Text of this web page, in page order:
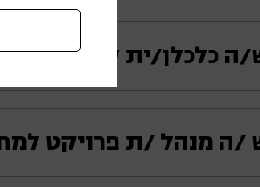
ה כלכלן/ית למחלקת
והנדסה דרוש/ה כלכלן/ית להכנת
/ה מנהל /ת פרויקט